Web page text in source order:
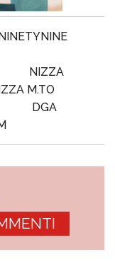
NIZZA
M.TO
DGA